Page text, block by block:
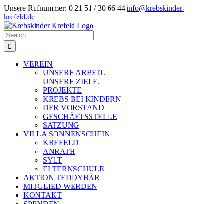
Skip
to
content
Unsere Rufnummer: 0 21 51 / 30 66 44|info@krebskinder-
krefeld.de
Facebook
Instagram
Search
for:
VEREIN
UNSERE ARBEIT.
UNSERE ZIELE.
PROJEKTE
KREBS BEI KINDERN
DER VORSTAND
GESCHÄFTSSTELLE
SATZUNG
VILLA SONNENSCHEIN
KREFELD
ANRATH
SYLT
ELTERNSCHULE
AKTION TEDDYBÄR
MITGLIED WERDEN
KONTAKT